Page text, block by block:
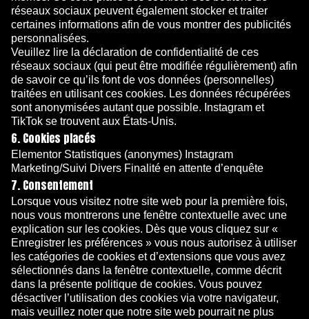
réseaux sociaux peuvent également stocker et traiter
certaines informations afin de vous montrer des publicités
personnalisées.
Veuillez lire la déclaration de confidentialité de ces
réseaux sociaux (qui peut être modifiée régulièrement) afin
de savoir ce qu’ils font de vos données (personnelles)
traitées en utilisant ces cookies. Les données récupérées
sont anonymisées autant que possible. Instagram et
TikTok se trouvent aux États-Unis.
6. Cookies placés
Elementor Statistiques (anonymes) Instagram
Marketing/Suivi Divers Finalité en attente d’enquête
7. Consentement
Lorsque vous visitez notre site web pour la première fois,
nous vous montrerons une fenêtre contextuelle avec une
explication sur les cookies. Dès que vous cliquez sur «
Enregistrer les préférences » vous nous autorisez à utiliser
les catégories de cookies et d’extensions que vous avez
sélectionnés dans la fenêtre contextuelle, comme décrit
dans la présente politique de cookies. Vous pouvez
désactiver l’utilisation des cookies via votre navigateur,
mais veuillez noter que notre site web pourrait ne plus